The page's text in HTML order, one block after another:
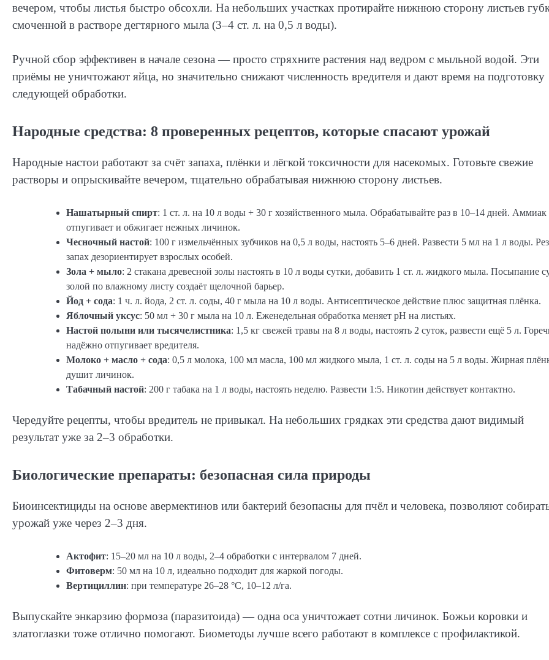
вечером, чтобы листья быстро обсохли. На небольших участках протирайте нижнюю сторону листьев
смоченной в растворе дегтярного мыла (3–4 ст. л. на 0,5 л воды).
Ручной сбор эффективен в начале сезона — просто стряхните растения над ведром с мыльной водой. Эти
приёмы не уничтожают яйца, но значительно снижают численность вредителя и дают время на подготовку
следующей обработки.
Народные средства: 8 проверенных рецептов, которые спасают урожай
Народные настои работают за счёт запаха, плёнки и лёгкой токсичности для насекомых. Готовьте свежие
растворы и опрыскивайте вечером, тщательно обрабатывая нижнюю сторону листьев.
Нашатырный спирт: 1 ст. л. на 10 л воды + 30 г хозяйственного мыла. Обрабатывайте раз в 10–14 дней. Аммиак
отпугивает и обжигает нежных личинок.
Чесночный настой: 100 г измельчённых зубчиков на 0,5 л воды, настоять 5–6 дней. Развести 5 мл на 1 л воды.
запах дезориентирует взрослых особей.
Зола + мыло: 2 стакана древесной золы настоять в 10 л воды сутки, добавить 1 ст. л. жидкого мыла. Посыпание
золой по влажному листу создаёт щелочной барьер.
Йод + сода: 1 ч. л. йода, 2 ст. л. соды, 40 г мыла на 10 л воды. Антисептическое действие плюс защитная плёнка.
Яблочный уксус: 50 мл + 30 г мыла на 10 л. Еженедельная обработка меняет pH на листьях.
Настой полыни или тысячелистника: 1,5 кг свежей травы на 8 л воды, настоять 2 суток, развести ещё 5 л.
надёжно отпугивает вредителя.
Молоко + масло + сода: 0,5 л молока, 100 мл масла, 100 мл жидкого мыла, 1 ст. л. соды на 5 л воды. Жирная
душит личинок.
Табачный настой: 200 г табака на 1 л воды, настоять неделю. Развести 1:5. Никотин действует контактно.
Чередуйте рецепты, чтобы вредитель не привыкал. На небольших грядках эти средства дают видимый
результат уже за 2–3 обработки.
Биологические препараты: безопасная сила природы
Биоинсектициды на основе авермектинов или бактерий безопасны для пчёл и человека, позволяют
урожай уже через 2–3 дня.
Актофит: 15–20 мл на 10 л воды, 2–4 обработки с интервалом 7 дней.
Фитоверм: 50 мл на 10 л, идеально подходит для жаркой погоды.
Вертициллин: при температуре 26–28 °C, 10–12 л/га.
Выпускайте энкарзию формоза (паразитоида) — одна оса уничтожает сотни личинок. Божьи коровки и
златоглазки тоже отлично помогают. Биометоды лучше всего работают в комплексе с профилактикой.